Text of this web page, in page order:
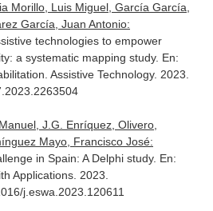
Morillo, Luis Miguel, García García,
García, Juan Antonio:
technologies to empower
a systematic mapping study. En:
Assistive Technology. 2023.
J.G. Enríquez, Olivero,
Mayo, Francisco José:
in Spain: A Delphi study. En:
Applications. 2023.
j.eswa.2023.120611